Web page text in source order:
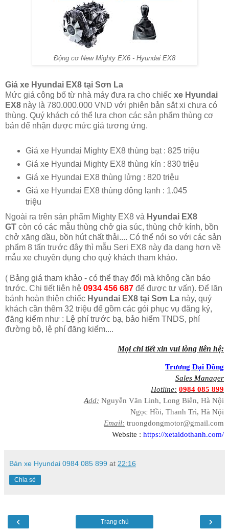
Động cơ New Mighty EX6 - Hyundai EX8
Giá xe Hyundai EX8 tại Sơn La
Mức giá công bố từ nhà máy đưa ra cho chiếc xe Hyundai
EX8 này là 780.000.000 VND với phiên bản sắt xi chưa có
thùng. Quý khách có thể lựa chọn các sản phẩm thùng cơ
bản để nhận được mức giá tương ứng.
Giá xe Hyundai Mighty EX8 thùng bạt : 825 triệu
Giá xe Hyundai Mighty EX8 thùng kín : 830 triệu
Giá xe Hyundai EX8 thùng lửng : 820 triệu
Giá xe Hyundai EX8 thùng đông lạnh : 1.045
triệu
Ngoài ra trên sản phẩm Mighty EX8 và Hyundai EX8
GT còn có các mẫu thùng chở gia súc, thùng chở kính, bồn
chở xăng dầu, bồn hút chất thải.... Có thể nói so với các sản
phẩm 8 tấn trước đây thì mẫu Seri EX8 này đa dạng hơn về
mẫu xe chuyên dụng cho quý khách tham khảo.
( Bảng giá tham khảo - có thể thay đổi mà không cần báo
trước. Chi tiết liên hệ 0934 456 687 để được tư vấn). Để lăn
bánh hoàn thiện chiếc Hyundai EX8 tại Sơn La này, quý
khách cần thêm 32 triệu để gồm các gói phục vụ đăng ký,
đăng kiểm như : Lệ phí trước bạ, bảo hiểm TNDS, phí
đường bộ, lệ phí đăng kiểm....
Mọi chi tiết xin vui lòng liên hệ:
Trương Đại Đồng
Sales Manager
Hotline: 0984 085 899
Add: Nguyễn Văn Linh, Long Biên, Hà Nội
Ngọc Hồi, Thanh Trì, Hà Nội
Email: truongdongmotor@gmail.com
Website : https://xetaidothanh.com/
Bán xe Hyundai 0984 085 899 at 22:16
Chia sẻ
‹ ›
Trang chủ